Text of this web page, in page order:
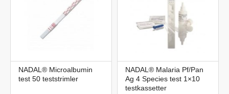
NADAL® Microalbumin
test 50 teststrimler
NADAL® Malaria Pf/Pan
Ag 4 Species test 1×10
testkassetter